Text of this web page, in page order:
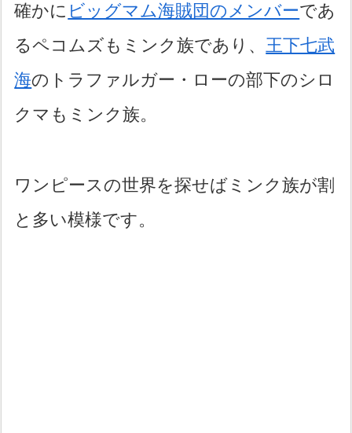
確かに ビッグマム海賊団のメンバーであ
るペコムズもミンク族であり、王下七武
海のトラファルガー・ローの部下のシロ
クマもミンク族。
ワンピースの世界を探せばミンク族が割
と多い模様です。